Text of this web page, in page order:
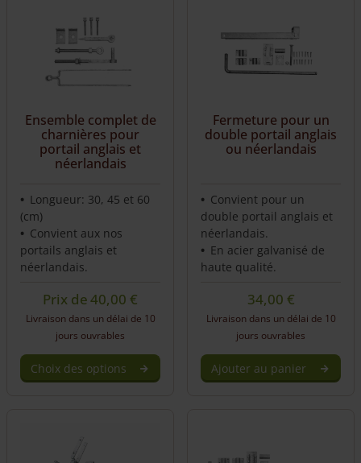
options
chosen
page
Ensemble complet de
charnières pour
portail anglais et
néerlandais
Longueur: 30, 45 et 60
(cm)
Convient aux nos
portails anglais et
néerlandais.
Prix de40,00€
Livraison dans un délai de 10
jours ouvrables
Choix des options
Fermeture pour un
double portail anglais
ou néerlandais
Convient pour un
double portail anglais et
néerlandais.
En acier galvanisé de
haute qualité.
34,00 €
Livraison dans un délai de 10
jours ouvrables
Ajouter au panier